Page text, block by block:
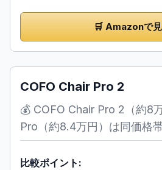
🛒 Amazonで
COFO Chair Pro 2
💰 COFO Chair Pro 2（約8
Pro（約8.4万円）は同価格
比較ポイント: